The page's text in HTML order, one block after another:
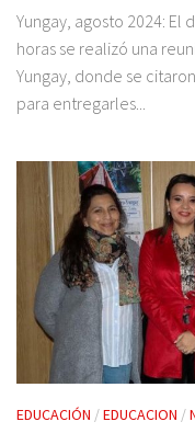
Yungay, agosto 2024: El
horas se realizó una
Yungay, donde se
para entregarles...
EDUCACIÓN /EDUCACION /